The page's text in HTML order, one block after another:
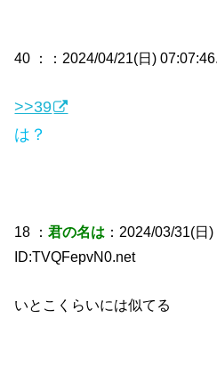
40 ： ：2024/04/21(日)
>>39
は？
18 ：君の名は ：2024/03/31(日
ID:TVQFepvN0.net
いとこくらいには似てる